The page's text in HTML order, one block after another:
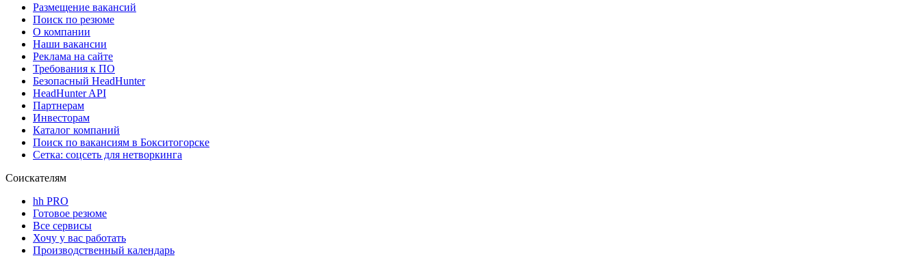
Размещение вакансий
Поиск по резюме
О компании
Наши вакансии
Реклама на сайте
Требования к ПО
Безопасный HeadHunter
HeadHunter API
Партнерам
Инвесторам
Каталог компаний
Поиск по вакансиям в Бокситогорске
Сетка: соцсеть для нетворкинга
Соискателям
hh PRO
Готовое резюме
Все сервисы
Хочу у вас работать
Производственный календарь